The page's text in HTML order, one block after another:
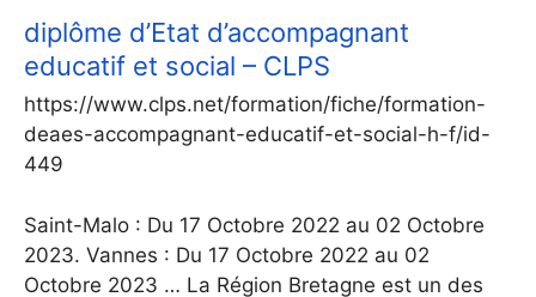
diplôme d’Etat d’accompagnant
educatif et social – CLPS
https://www.clps.net/formation/fiche/formation-
deaes-accompagnant-educatif-et-social-h-f/id-
449
Saint-Malo : Du 17 Octobre 2022 au 02 Octobre
2023. Vannes : Du 17 Octobre 2022 au 02
Octobre 2023 … La Région Bretagne est un des